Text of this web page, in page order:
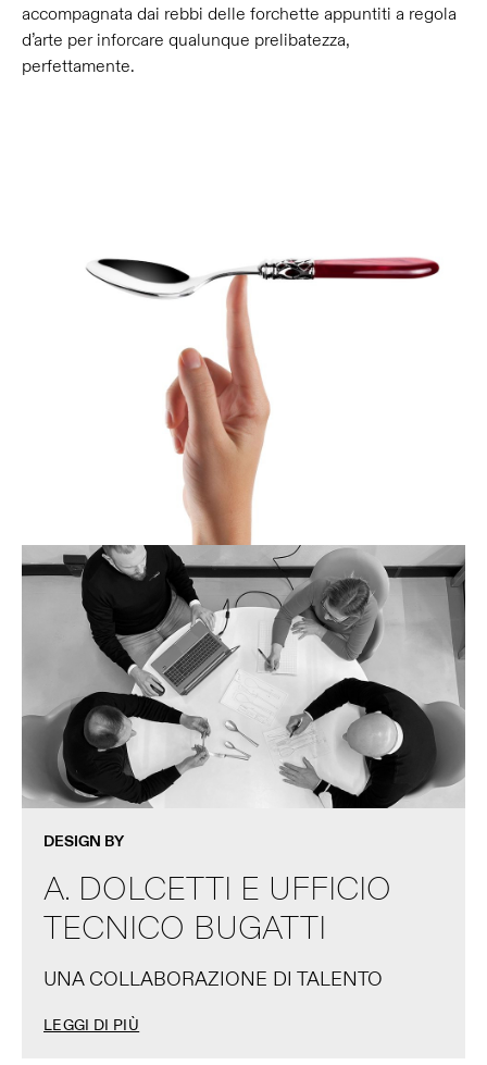
accompagnata dai rebbi delle forchette appuntiti a regola
d’arte per inforcare qualunque prelibatezza,
perfettamente.
DESIGN BY
A. DOLCETTI E UFFICIO
TECNICO BUGATTI
UNA COLLABORAZIONE DI TALENTO
LEGGI DI PIÙ